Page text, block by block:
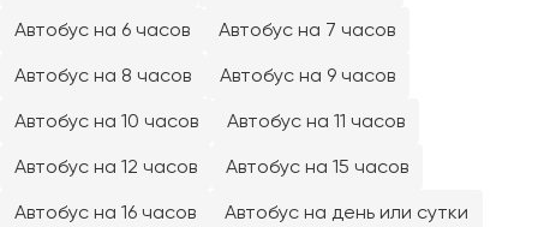
Автобус на 6 часов
Автобус на 7 часов
Автобус на 8 часов
Автобус на 9 часов
Автобус на 10 часов
Автобус на 11 часов
Автобус на 12 часов
Автобус на 15 часов
Автобус на 16 часов
Автобус на день или сутки
Челябинск
Чита
Ярославль